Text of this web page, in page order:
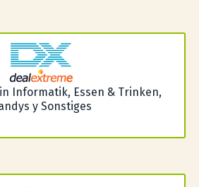
Informatik, Essen & Trinken,
y Sonstiges